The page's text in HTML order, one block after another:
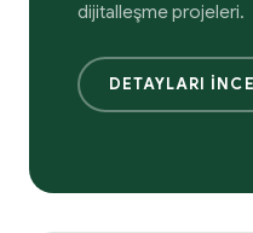
dijitalleşme projeleri.
DETAYLARI